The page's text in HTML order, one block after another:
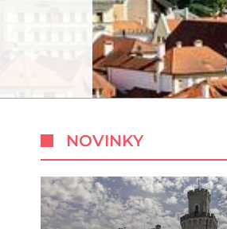
NOVINKY